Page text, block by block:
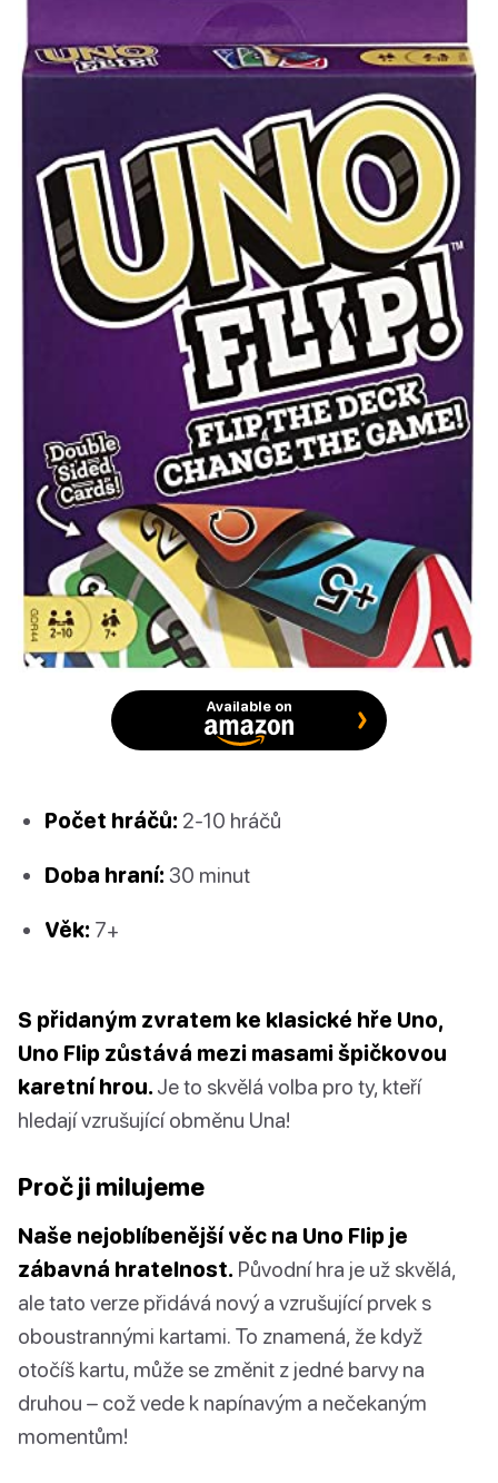
Available on
Počet hráčů: 2-10 hráčů
Doba hraní: 30 minut
Věk: 7+
S přidaným zvratem ke klasické hře Uno,
Uno Flip zůstává mezi masami špičkovou
karetní hrou. Je to skvělá volba pro ty, kteří
hledají vzrušující obměnu Una!
Proč ji milujeme
Naše nejoblíbenější věc na Uno Flip je
zábavná hratelnost. Původní hra je už skvělá,
ale tato verze přidává nový a vzrušující prvek s
oboustrannými kartami. To znamená, že když
otočíš kartu, může se změnit z jedné barvy na
druhou – což vede k napínavým a nečekaným
momentům!